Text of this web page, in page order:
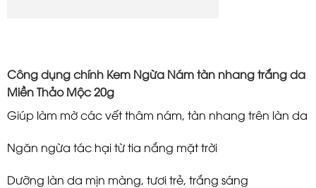
Công dụng chính Kem Ngừa Nám tàn nhang trắng da
Miền Thảo Mộc 20g
Giúp làm mờ các vết thâm nám, tàn nhang trên làn da
Ngăn ngừa tác hại từ tia nắng mặt trời
Dưỡng làn da mịn màng, tươi trẻ, trắng sáng